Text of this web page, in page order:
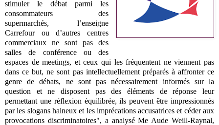
stimuler le débat parmi les
consommateurs des
supermarchés, l’enseigne
Carrefour ou d’autres centres
commerciaux ne sont pas des
salles de conférence ou des
espaces de meetings, et ceux qui les fréquentent ne viennent pas
dans ce but, ne sont pas intellectuellement préparés à affronter ce
genre de débats, ne sont pas nécessairement informés sur la
question et ne disposent pas des éléments de réponse leur
permettant une réflexion équilibrée, ils peuvent être impressionnés
par les slogans haineux et les imprécations accusatrices et céder aux
provocations discriminatoires", a analysé Me Aude Weill-Raynal,